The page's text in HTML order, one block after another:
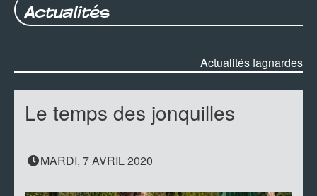
Actualités
Actualités fagnardes
Le temps des jonquilles
MARDI, 7 AVRIL 2020